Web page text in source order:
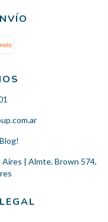
Aires | Almte. Brown 574,